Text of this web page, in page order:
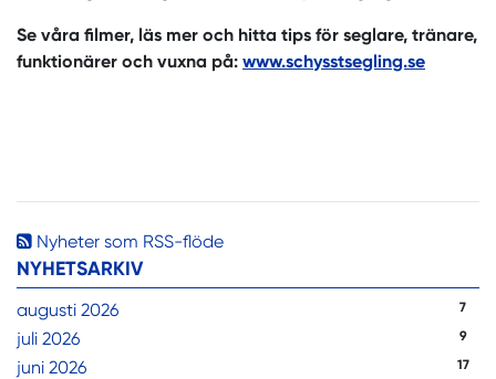
Nyheter som RSS-flöde
NYHETSARKIV
augusti 2026 7
juli 2026 9
juni 2026 17
Se våra filmer, läs mer och hitta tips för seglare, tränare,
funktionärer och vuxna på: www.schysstsegling.se